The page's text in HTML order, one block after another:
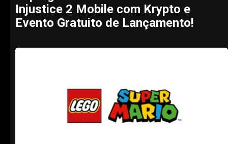
Injustice 2 Mobile com Krypto e
Evento Gratuito de Lançamento!